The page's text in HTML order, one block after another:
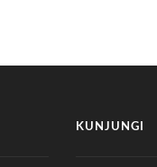
KUNJUNGI